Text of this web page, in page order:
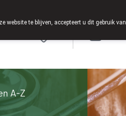
A-Z
website te blijven, accepteert u dit gebruik van